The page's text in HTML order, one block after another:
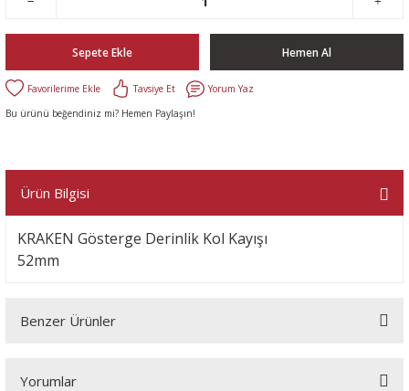
Sepete Ekle Hemen Al
Tavsiye Et
Yorum Yaz
Bu ürünü beğendiniz mi? Hemen Paylaşın!
Ürün Bilgisi
KRAKEN Gösterge Derinlik Kol Kayışı
52mm
Benzer Ürünler
Yorumlar